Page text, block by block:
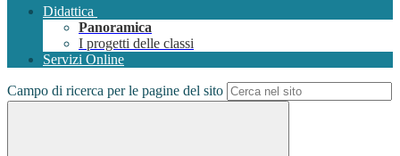
Didattica
Panoramica
I progetti delle classi
Servizi Online
Campo di ricerca per le pagine del sito